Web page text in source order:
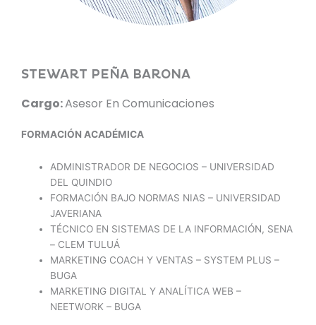
STEWART PEÑA BARONA
Cargo:Asesor En Comunicaciones
FORMACIÓN ACADÉMICA
ADMINISTRADOR DE NEGOCIOS – UNIVERSIDAD
DEL QUINDIO
FORMACIÓN BAJO NORMAS NIAS – UNIVERSIDAD
JAVERIANA
TÉCNICO EN SISTEMAS DE LA INFORMACIÓN, SENA
– CLEM TULUÁ
MARKETING COACH Y VENTAS – SYSTEM PLUS –
BUGA
MARKETING DIGITAL Y ANALÍTICA WEB –
NEETWORK – BUGA